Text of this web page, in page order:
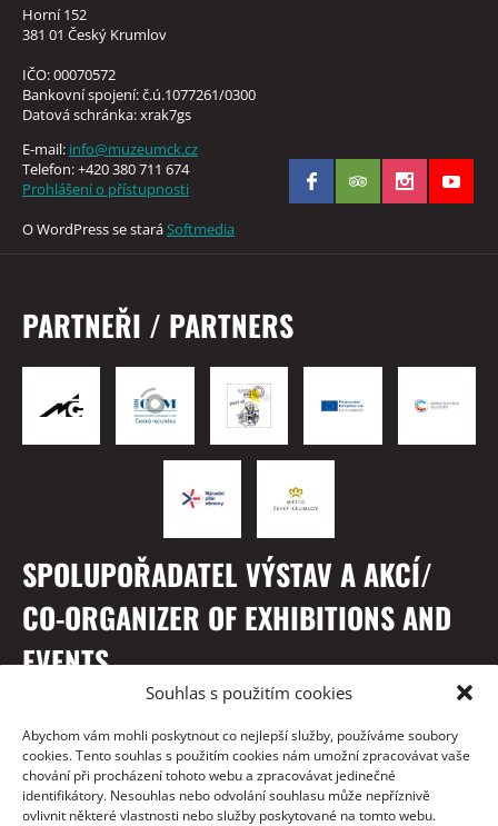
Souhlas s použitím cookies
Abychom vám mohli poskytnout co nejlepší služby, používáme soubory
cookies. Tento souhlas s použitím cookies nám umožní zpracovávat vaše
chování při procházení tohoto webu a zpracovávat jedinečné
identifikátory. Nesouhlas nebo odvolání souhlasu může nepříznivě
ovlivnit některé vlastnosti nebo služby poskytované na tomto webu.
Horní 152
381 01 Český Krumlov
IČO: 00070572
Bankovní spojení: č.ú.1077261/0300
Datová schránka: xrak7gs
E-mail: info@muzeumck.cz
Telefon: +420 380 711 674
Prohlášení o přístupnosti
O WordPress se staráSoftmedia
PARTNEŘI / PARTNERS
SPOLUPOŘADATEL VÝSTAV A AKCÍ/
CO-ORGANIZER OF EXHIBITIONS AND
EVENTS